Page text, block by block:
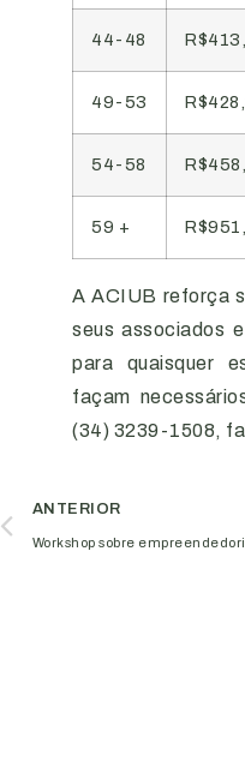
44-48
49-53
54-58
59 +
A ACIUB reforça
seus associados
para quaisquer
façam
(34) 3239-1508,
ANTERIOR